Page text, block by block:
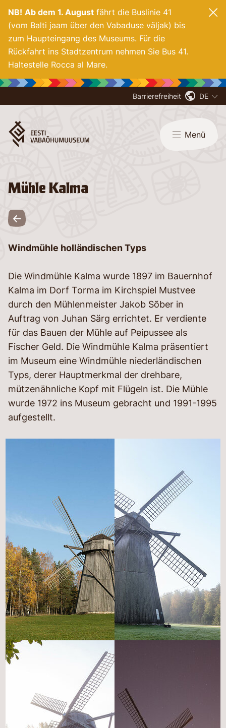
NB! Ab dem 1. August fährt die Buslinie 41
(vom Balti jaam über den Vabaduse väljak) bis
zum Haupteingang des Museums. Für die
Rückfahrt ins Stadtzentrum nehmen Sie Bus 41.
Haltestelle Rocca al Mare.
Barrierefreiheit DE
Menü
Mühle Kalma
Windmühle holländischen Typs
Die Windmühle Kalma wurde 1897 im Bauernhof
Kalma im Dorf Torma im Kirchspiel Mustvee
durch den Mühlenmeister Jakob Sõber in
Auftrag von Juhan Särg errichtet. Er verdiente
für das Bauen der Mühle auf Peipussee als
Fischer Geld. Die Windmühle Kalma präsentiert
im Museum eine Windmühle niederländischen
Typs, derer Hauptmerkmal der drehbare,
mützenähnliche Kopf mit Flügeln ist. Die Mühle
wurde 1972 ins Museum gebracht und 1991-1995
aufgestellt.